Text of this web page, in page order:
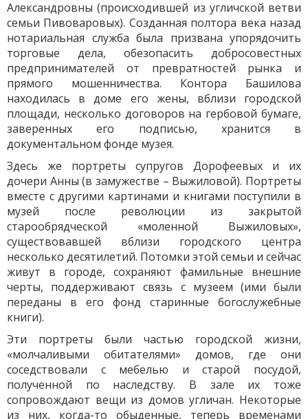
Александровны (происходившей из угличской ветви
семьи Пивоваровых). Созданная полтора века назад
нотариальная служба была призвана упорядочить
торговые дела, обезопасить добросовестных
предпринимателей от превратностей рынка и
прямого мошенничества. Контора Башилова
находилась в доме его жены, вблизи городской
площади, несколько договоров на гербовой бумаге,
заверенных его подписью, хранится в
документальном фонде музея.
Здесь же портреты супругов Дорофеевых и их
дочери Анны (в замужестве – Выжиловой). Портреты
вместе с другими картинами и книгами поступили в
музей после революции из закрытой
старообрядческой «моленной Выжиловых»,
существовавшей вблизи городского центра
несколько десятилетий. Потомки этой семьи и сейчас
живут в городе, сохраняют фамильные внешние
черты, поддерживают связь с музеем (ими были
переданы в его фонд старинные богослужебные
книги).
Эти портреты были частью городской жизни,
«молчаливыми обитателями» домов, где они
соседствовали с мебелью и старой посудой,
полученной по наследству. В зале их тоже
сопровождают вещи из домов угличан. Некоторые
из них, когда-то обыденные, теперь временами